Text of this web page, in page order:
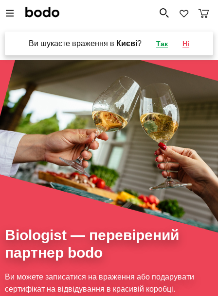
Ви шукаєте враження в Києві? Так Ні
Biologist — перевірений
партнер bodo
Ви можете записатися на враження або подарувати
сертифікат на відвідування в красивій коробці.